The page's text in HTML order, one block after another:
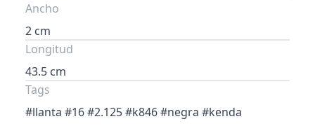
Ancho
2 cm
Longitud
43.5 cm
Tags
#llanta #16 #2.125 #k846 #negra #kenda